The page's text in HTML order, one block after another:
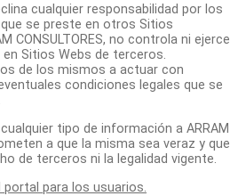
cualquier responsabilidad por los
se preste en otros Sitios
CONSULTORES, no controla ni ejerce
Sitios Webs de terceros.
de los mismos a actuar con
condiciones legales que se
tipo de información a ARRAM
a que la misma sea veraz y que
de terceros ni la legalidad vigente.
portal para los usuarios.